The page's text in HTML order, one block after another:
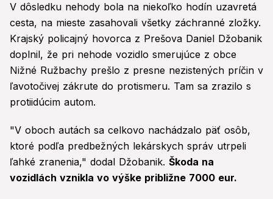
V dôsledku nehody bola na niekoľko hodín uzavretá
cesta, na mieste zasahovali všetky záchranné zložky.
Krajský policajný hovorca z Prešova Daniel Džobanik
doplnil, že pri nehode vozidlo smerujúce z obce
Nižné Ružbachy prešlo z presne nezistených príčin v
ľavotočivej zákrute do protismeru. Tam sa zrazilo s
protiidúcim autom.
"V oboch autách sa celkovo nachádzalo päť osôb,
ktoré podľa predbežných lekárskych správ utrpeli
ľahké zranenia," dodal Džobanik. Škoda na
vozidlách vznikla vo výške približne 7000 eur.